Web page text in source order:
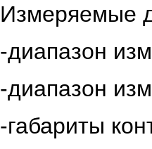
Измеряемые
-диапазон
-диапазон
-габариты